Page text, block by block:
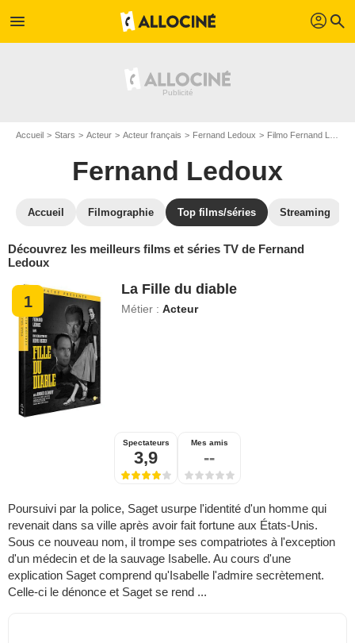
menu profil search
Accueil Stars Acteur Acteur français Fernand Ledoux Filmo Fernand Ledoux
Fernand Ledoux
Accueil Filmographie Top films/séries Streaming
Découvrez les meilleurs films et séries TV de Fernand
Ledoux
1
La Fille du diable
Métier :Acteur
Spectateurs
3,9
Mes amis
--
Poursuivi par la police, Saget usurpe l'identité d'un homme qui
revenait dans sa ville après avoir fait fortune aux États-Unis.
Sous ce nouveau nom, il trompe ses compatriotes à l'exception
d'un médecin et de la sauvage Isabelle. Au cours d'une
explication Saget comprend qu'Isabelle l'admire secrètement.
Celle-ci le dénonce et Saget se rend ...